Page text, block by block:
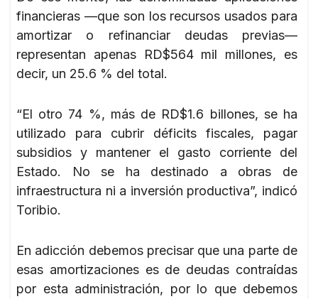
financieras —que son los recursos usados para
amortizar o refinanciar deudas previas—
representan apenas RD$564 mil millones, es
decir, un 25.6 % del total.
“El otro 74 %, más de RD$1.6 billones, se ha
utilizado para cubrir déficits fiscales, pagar
subsidios y mantener el gasto corriente del
Estado. No se ha destinado a obras de
infraestructura ni a inversión productiva”, indicó
Toribio.
En adicción debemos precisar que una parte de
esas amortizaciones es de deudas contraídas
por esta administración, por lo que debemos